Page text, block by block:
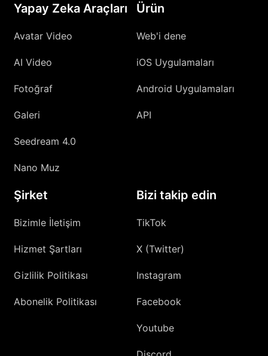
Yapay Zeka Araçları
Avatar Video
AI Video
Fotoğraf
Galeri
Seedream 4.0
Nano Muz
Ürün
Web'i dene
iOS Uygulamaları
Android Uygulamaları
API
Şirket
Bizimle İletişim
Hizmet Şartları
Gizlilik Politikası
Abonelik Politikası
Bizi takip edin
TikTok
X (Twitter)
Instagram
Facebook
Youtube